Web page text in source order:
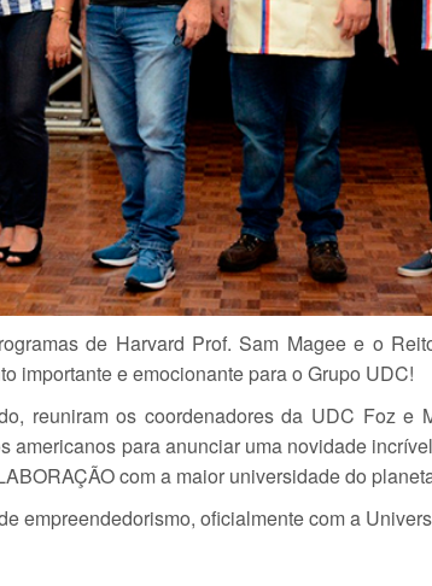
de Harvard Prof. Sam Magee e o
importante e emocionante para o Grupo UDC!
reuniram os coordenadores da UDC Foz e
para anunciar uma novidade
com a maior universidade do
empreendedorismo, oficialmente com a